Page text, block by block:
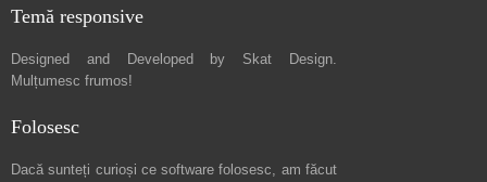
Temă responsive
Designed and Developed by Skat Design.
Mulțumesc frumos!
Folosesc
Dacă sunteți curioși ce software folosesc, am făcut